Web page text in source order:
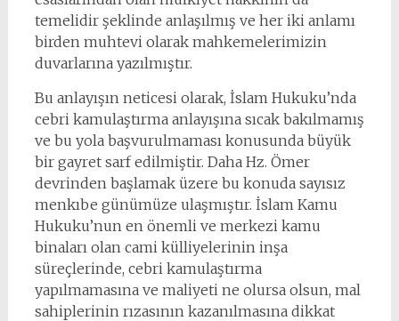
temelidir şeklinde anlaşılmış ve her iki anlamı
birden muhtevi olarak mahkemelerimizin
duvarlarına yazılmıştır.
Bu anlayışın neticesi olarak, İslam Hukuku’nda
cebri kamulaştırma anlayışına sıcak bakılmamış
ve bu yola başvurulmaması konusunda büyük
bir gayret sarf edilmiştir. Daha Hz. Ömer
devrinden başlamak üzere bu konuda sayısız
menkıbe günümüze ulaşmıştır. İslam Kamu
Hukuku’nun en önemli ve merkezi kamu
binaları olan cami külliyelerinin inşa
süreçlerinde, cebri kamulaştırma
yapılmamasına ve maliyeti ne olursa olsun, mal
sahiplerinin rızasının kazanılmasına dikkat